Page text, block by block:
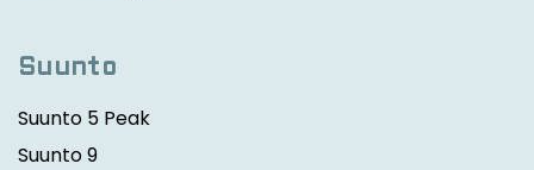
Suunto
Suunto 5 Peak
Suunto 9